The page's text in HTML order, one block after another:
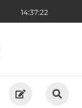
14:37:24